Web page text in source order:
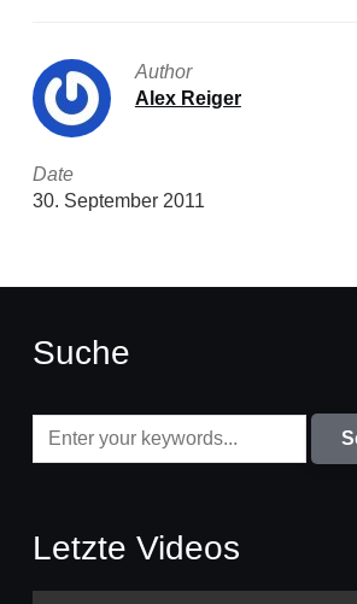
Author
Alex Reiger
Date
30. September 2011
Suche
Letzte Videos